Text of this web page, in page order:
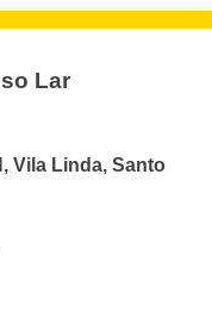
Lar
Vila Linda, Santo